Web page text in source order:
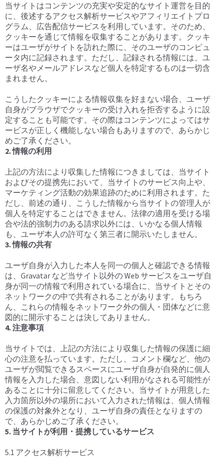
当サイトはコンテンツの充実や安定的なサイト運営を目的
に、後述するアクセス解析サービスやアフィリエイトプロ
グラム、広告配信サービスを利用しています。そのため、
クッキーを通じて情報を収集することがあります。クッキ
ーはユーザがサイトを訪れた際に、そのユーザのコンピュ
ータ内に記録されます。ただし、記録される情報には、ユ
ーザ名やメールアドレスなど個人を特定するものは一切含
まれません。
こうしたクッキーによる情報収集を好まない場合、ユーザ
自身がブラウザでクッキーの受け入れを拒否するように設
定することも可能です。その際はコンテンツによってはサ
ービスが正しく機能しない場合もありますので、あらかじ
めご了承ください。
2. 情報の利用
上記の方法により収集した情報につきましては、当サイト
およびその提携先において、当サイトのサービス向上や、
マーケティング活動の効果追跡のために利用されます。た
だし、前述の通り、こうした情報から当サイトの管理人が
個人を特定することはできません。法律の適用を受ける場
合や法的強制力のある請求以外には、いかなる個人情報
も、ユーザ本人の許可なく第三者に開示いたしません。
3. 情報の共有
ユーザ自身が入力した本人を同一の個人と確認できる情報
は、Gravatar など当サイト以外の Web サービスをユーザ自
身が同一の情報で利用されている場合に、当サイトとその
ネットワークの中で共有されることがあります。もちろ
ん、これらの情報をネットワーク外の個人・団体などに意
図的に開示することは決してありません。
4. 注意事項
当サイトでは、上記の方法により収集した情報の保護に細
心の注意を払っています。ただし、コメント欄など、他の
ユーザが閲覧できるスペースにユーザ自身が自発的に個人
情報を入力した場合、意図しない利用がなされる可能性が
あることに十分に留意してください。当サイトが用意した
入力箇所以外の場所において入力された情報は、個人情報
の保護の対象外となり、ユーザ自身の責任となりますの
で、あらかじめご了承ください。
5. 当サイトが利用・提携しているサービス
5.1 アクセス解析サービス